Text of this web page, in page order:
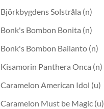
Björkbygdens Solstråla (n)
Bonk's Bombon Bonita (n)
Bonk's Bombon Bailanto (n)
Kisamorin Panthera Onca (n)
Caramelon American Idol (u)
Caramelon Must be Magic (u)